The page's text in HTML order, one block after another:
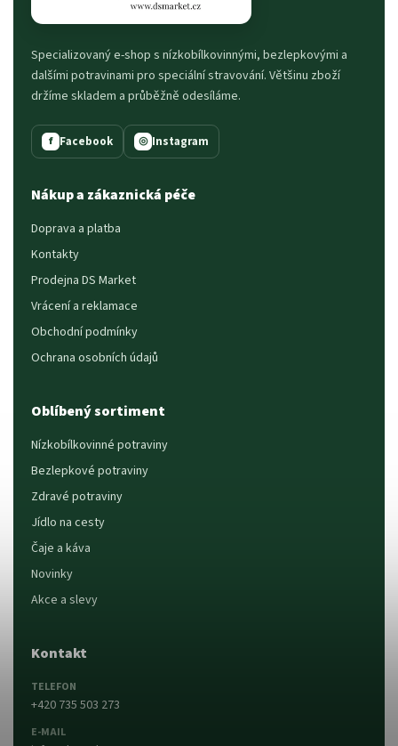
Specializovaný e-shop s nízkobílkovinnými, bezlepkovými a
dalšími potravinami pro speciální stravování. Většinu zboží
držíme skladem a průběžně odesíláme.
f Facebook ◎ Instagram
Nákup a zákaznická péče
Doprava a platba
Kontakty
Prodejna DS Market
Vrácení a reklamace
Obchodní podmínky
Ochrana osobních údajů
Oblíbený sortiment
Nízkobílkovinné potraviny
Bezlepkové potraviny
Zdravé potraviny
Jídlo na cesty
Čaje a káva
Novinky
Akce a slevy
Kontakt
TELEFON
+420 735 503 273
E-MAIL